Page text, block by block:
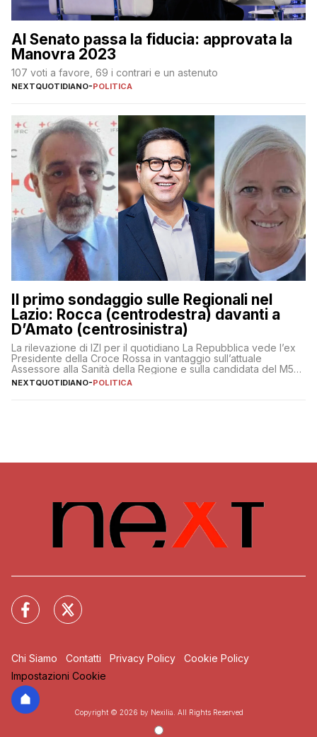
Al Senato passa la fiducia: approvata la
Manovra 2023
107 voti a favore, 69 i contrari e un astenuto
NEXTQUOTIDIANO-POLITICA
Il primo sondaggio sulle Regionali nel
Lazio: Rocca (centrodestra) davanti a
D’Amato (centrosinistra)
La rilevazione di IZI per il quotidiano La Repubblica vede l’ex
Presidente della Croce Rossa in vantaggio sull’attuale
Assessore alla Sanità della Regione e sulla candidata del M5S
Donatella Bianchi
NEXTQUOTIDIANO-POLITICA
Chi Siamo Contatti Privacy Policy
Cookie Policy
Impostazioni Cookie
Copyright © 2026 by Nexilia. All Rights Reserved